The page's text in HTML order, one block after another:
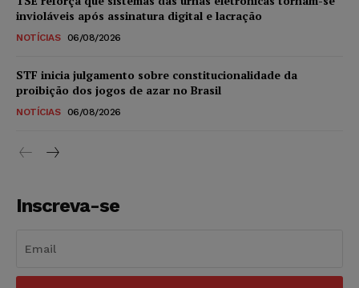
invioláveis após assinatura digital e lacração
NOTÍCIAS 06/08/2026
STF inicia julgamento sobre constitucionalidade da
proibição dos jogos de azar no Brasil
NOTÍCIAS 06/08/2026
Inscreva-se